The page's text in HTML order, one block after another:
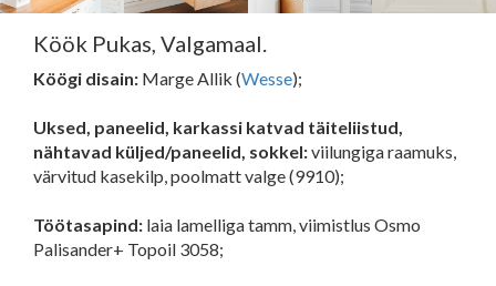
Köök Pukas, Valgamaal.
Köögi disain: Marge Allik (Wesse);
Uksed, paneelid, karkassi katvad täiteliistud,
nähtavad küljed/paneelid, sokkel:viilungiga raamuks,
värvitud kasekilp, poolmatt valge (9910);
Töötasapind: laia lamelliga tamm, viimistlus Osmo
Palisander+ Topoil 3058;